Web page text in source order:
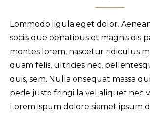
Lommodo ligula eget dolor.
sociis que penatibus et magnis dis
montes lorem, nascetur ridiculus
quam felis, ultricies nec,
quis, sem. Nulla onsequat massa
pede justo fringilla vel aliquet nec
Lorem ispum dolore siamet ipsum